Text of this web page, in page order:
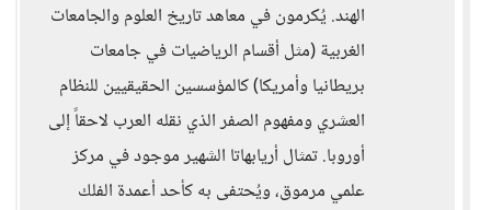
الهند. يُكرمون في معاهد تاريخ العلوم والجامعات
الغربية (مثل أقسام الرياضيات في جامعات
بريطانيا وأمريكا) كالمؤسسين الحقيقيين للنظام
العشري ومفهوم الصفر الذي نقله العرب لاحقاً إلى
أوروبا. تمثال أريابهاتا الشهير موجود في مركز
علمي مرموق، ويُحتفى به كأحد أعمدة الفلك